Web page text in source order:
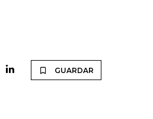
GUARDAR